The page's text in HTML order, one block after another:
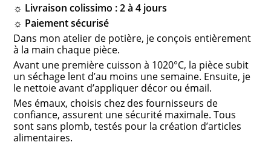
☼ Livraison colissimo : 2 à 4 jours
☼ Paiement sécurisé
Dans mon atelier de potière, je conçois entièrement
à la main chaque pièce.
Avant une première cuisson à 1020°C, la pièce subit
un séchage lent d’au moins une semaine. Ensuite, je
le nettoie avant d’appliquer décor ou émail.
Mes émaux, choisis chez des fournisseurs de
confiance, assurent une sécurité maximale. Tous
sont sans plomb, testés pour la création d’articles
alimentaires.